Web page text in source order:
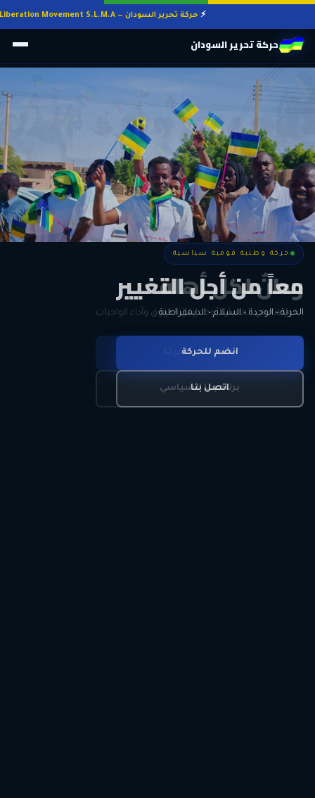
حركة تحرير السودان — Sudan Liberation Movement S.L.M.A
حركة تحرير السودان
حركة وطنية قومية سياسية
وطنٌ لكل أهله
المواطنة هي المعيار الأوحد لنيل الحقوق وأداء الواجبات
تعرّف على الحركة
برنامجنا السياسي
حركة وطنية قومية سياسية
معاً من أجل التغيير
الحرية • الوحدة • السلام • الديمقراطية
انضم للحركة
اتصل بنا